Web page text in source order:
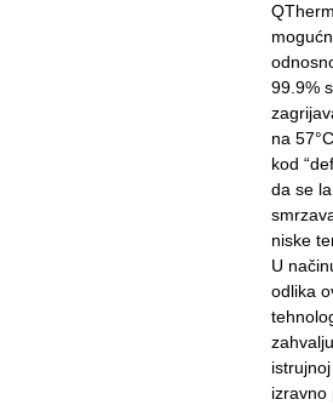
99.9%
na
kod
da se
niske
U
odlika
izravno